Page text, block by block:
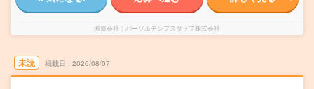
派遣会社 パーソルテンプスタッフ株式会社
未読 掲載日 2026/08/07